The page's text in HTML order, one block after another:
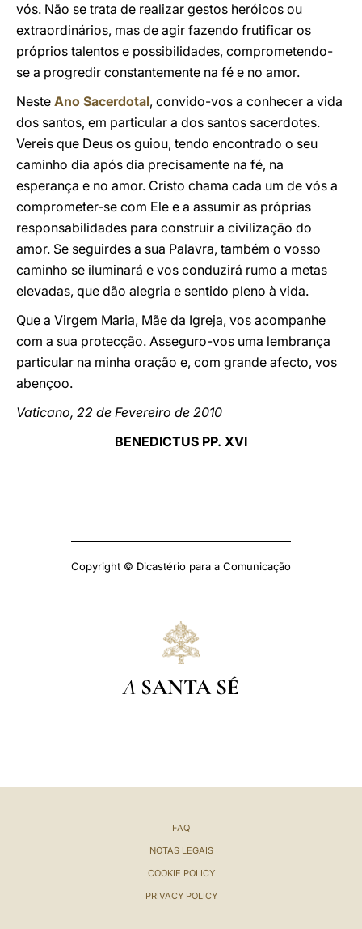
vós. Não se trata de realizar gestos heróicos ou
extraordinários, mas de agir fazendo frutificar os
próprios talentos e possibilidades, comprometendo-
se a progredir constantemente na fé e no amor.
Neste Ano Sacerdotal, convido-vos a conhecer a vida
dos santos, em particular a dos santos sacerdotes.
Vereis que Deus os guiou, tendo encontrado o seu
caminho dia após dia precisamente na fé, na
esperança e no amor. Cristo chama cada um de vós a
comprometer-se com Ele e a assumir as próprias
responsabilidades para construir a civilização do
amor. Se seguirdes a sua Palavra, também o vosso
caminho se iluminará e vos conduzirá rumo a metas
elevadas, que dão alegria e sentido pleno à vida.
Que a Virgem Maria, Mãe da Igreja, vos acompanhe
com a sua protecção. Asseguro-vos uma lembrança
particular na minha oração e, com grande afecto, vos
abençoo.
Vaticano, 22 de Fevereiro de 2010
BENEDICTUS PP. XVI
Copyright © Dicastério para a Comunicação
A SANTA SÉ
FAQ
NOTAS LEGAIS
COOKIE POLICY
PRIVACY POLICY